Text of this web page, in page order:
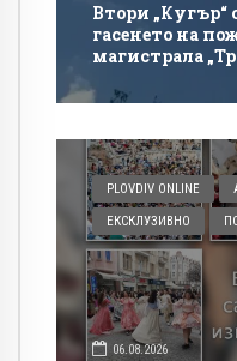
Втори „Кугър“
гасенето на
магистрала
PLOVDIV ONLINE
ЕКСКЛУЗИВНО
06.08.2026